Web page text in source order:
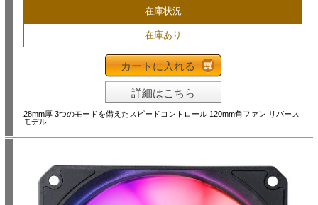
在庫状況
在庫あり
カートに入れる
詳細はこちら
28mm厚 3つのモードを備えたスピードコントロール 120mm角ファン リバース
モデル